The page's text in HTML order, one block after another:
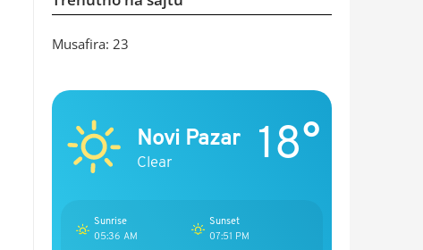
Musafira: 23
Novi Pazar
Clear 18°
Sunrise
05:36 AM
Sunset
07:51 PM